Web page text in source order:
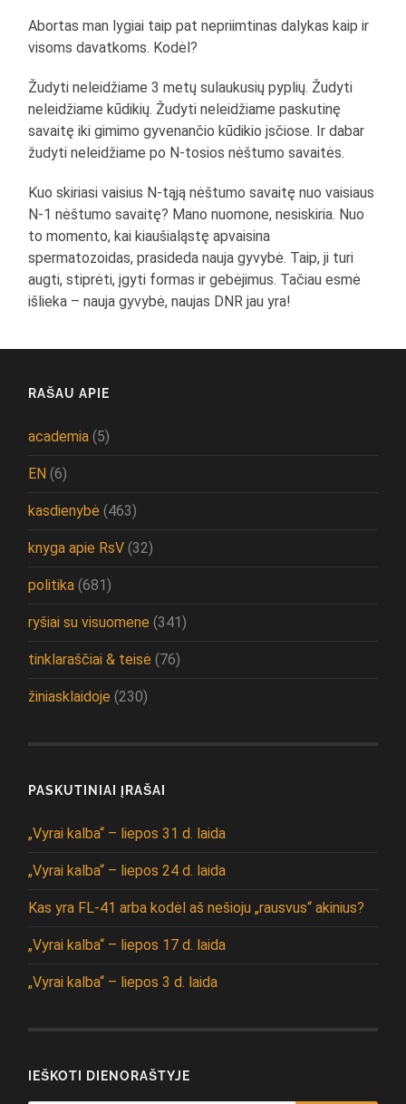
Abortas man lygiai taip pat nepriimtinas dalykas kaip ir
visoms davatkoms. Kodėl?
Žudyti neleidžiame 3 metų sulaukusių pyplių. Žudyti
neleidžiame kūdikių. Žudyti neleidžiame paskutinę
savaitę iki gimimo gyvenančio kūdikio įsčiose. Ir dabar
žudyti neleidžiame po N-tosios nėštumo savaitės.
Kuo skiriasi vaisius N-tąją nėštumo savaitę nuo vaisiaus
N-1 nėštumo savaitę? Mano nuomone, nesiskiria. Nuo
to momento, kai kiaušialąstę apvaisina
spermatozoidas, prasideda nauja gyvybė. Taip, ji turi
augti, stiprėti, įgyti formas ir gebėjimus. Tačiau esmė
išlieka – nauja gyvybė, naujas DNR jau yra!
RAŠAU APIE
academia (5)
EN (6)
kasdienybė (463)
knyga apie RsV (32)
politika (681)
ryšiai su visuomene (341)
tinklaraščiai & teisė (76)
žiniasklaidoje (230)
PASKUTINIAI ĮRAŠAI
„Vyrai kalba“ – liepos 31 d. laida
„Vyrai kalba“ – liepos 24 d. laida
Kas yra FL-41 arba kodėl aš nešioju „rausvus“ akinius?
„Vyrai kalba“ – liepos 17 d. laida
„Vyrai kalba“ – liepos 3 d. laida
IEŠKOTI DIENORAŠTYJE